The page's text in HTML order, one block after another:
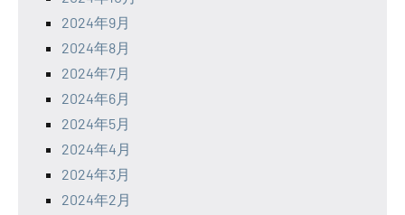
2024年9月
2024年8月
2024年7月
2024年6月
2024年5月
2024年4月
2024年3月
2024年2月